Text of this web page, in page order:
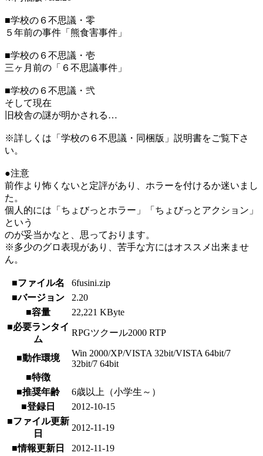
■学校の６不思議・零
５年前の事件「熊食害事件」
■学校の６不思議・壱
三ヶ月前の「６不思議事件」
■学校の６不思議・弐
そして現在
旧校舎の謎が明かされる…
※詳しくは「学校の６不思議・同梱版」説明書をご覧下さ
い。
●注意
前作より怖くないと定評があり、ホラーを付けるか迷いまし
た。
個人的には「ちょびっとホラー」「ちょびっとアクション」
という
のが妥当かなと、思っております。
※多少のグロ表現があり、苦手な方にはオススメ出来ませ
ん。
■ファイル名
6fusini.zip
■バージョン
2.20
■容量
22,221 KByte
■必要ランタイ
ム
RPGツクール2000 RTP
■動作環境
Win 2000/XP/VISTA 32bit/VISTA 64bit/7
32bit/7 64bit
■特徴
■推奨年齢
6歳以上（小学生～）
■登録日
2012-10-15
■ファイル更新
日
2012-11-19
■情報更新日 2012-11-19